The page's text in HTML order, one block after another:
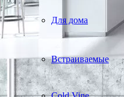
Для дома
Встраиваемые